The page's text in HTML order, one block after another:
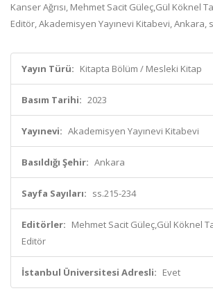
Kanser Ağrısı, Mehmet Sacit Güleç,Gül Köknel
Editör, Akademisyen Yayınevi Kitabevi, Ankara,
Yayın Türü: Kitapta Bölüm / Mesleki Kitap
Basım Tarihi: 2023
Yayınevi: Akademisyen Yayınevi Kitabevi
Basıldığı Şehir: Ankara
Sayfa Sayıları: ss.215-234
Editörler: Mehmet Sacit Güleç,Gül Köknel
Editör
İstanbul Üniversitesi Adresli: Evet